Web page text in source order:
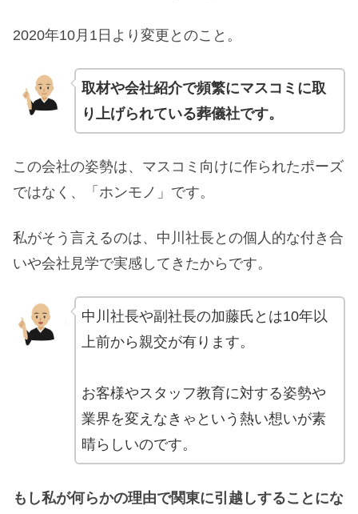
2020年10月1日より変更とのこと。
取材や会社紹介で頻繁にマスコミに取
り上げられている葬儀社です。
この会社の姿勢は、マスコミ向けに作られたポーズ
ではなく、「ホンモノ」です。
私がそう言えるのは、中川社長との個人的な付き合
いや会社見学で実感してきたからです。
中川社長や副社長の加藤氏とは10年以
上前から親交が有ります。
お客様やスタッフ教育に対する姿勢や
業界を変えなきゃという熱い想いが素
晴らしいのです。
もし私が何らかの理由で関東に引越しすることにな